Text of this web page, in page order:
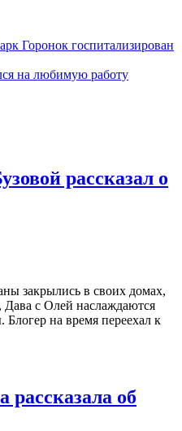
Горонок госпитализирован
на любимую работу
рассказал о
закрылись в своих домах,
с Олей наслаждаются
на время переехал к
об